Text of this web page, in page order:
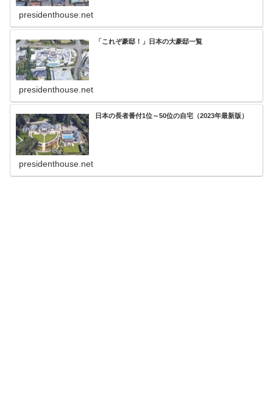
presidenthouse.net
「これぞ豪邸！」日本の大豪邸一覧
presidenthouse.net
日本の長者番付1位～50位の自宅（2023年最新版）
presidenthouse.net